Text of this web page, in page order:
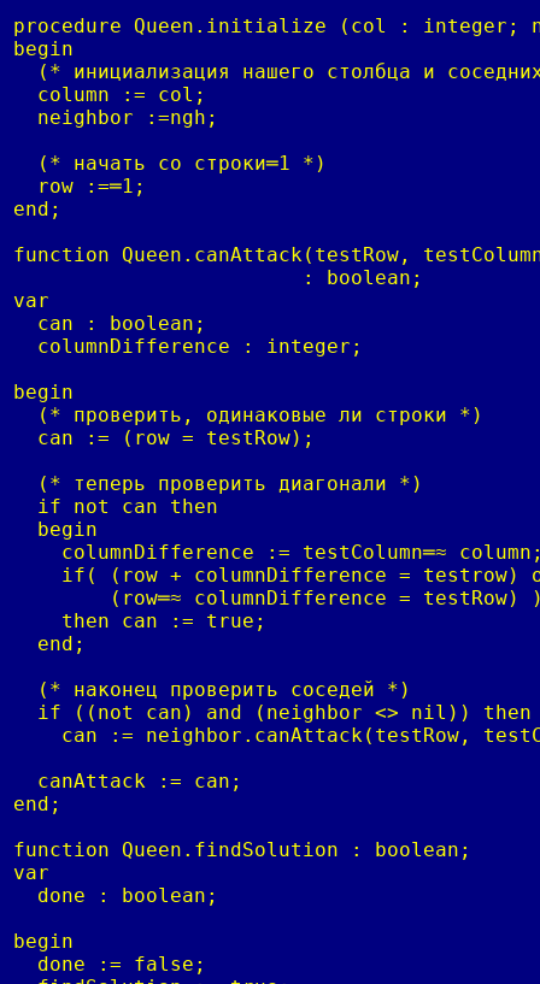
procedure Queen.initialize (col : integer;
begin
(* инициализация нашего столбца и
  column := col;
  neighbor :=ngh;
  (* начать со строки═1 *)
  row :=═1;
end;
function Queen.canAttack(testRow,
                        : boolean;
var
  can : boolean;
  columnDifference : integer;
begin
  (* проверить, одинаковые ли строки *)
  can := (row = testRow);
  (* теперь проверить диагонали *)
  if not can then
  begin
columnDifference := testColumn═≈
if( (row + columnDifference = testrow)
(row═≈ columnDifference = testRow)
    then can := true;
  end;
  (* наконец проверить соседей *)
  if ((not can) and (neighbor <> nil)) then
can := neighbor.canAttack(testRow,
  canAttack := can;
end;
function Queen.findSolution : boolean;
var
  done : boolean;
begin
  done := false;